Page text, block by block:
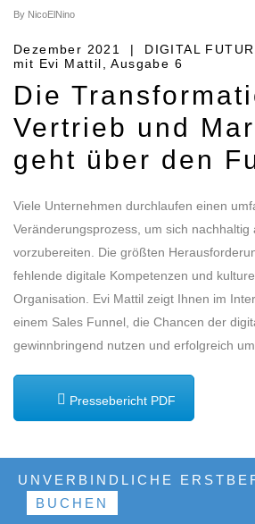
UNVERBINDLICHE
BUCHEN
By NicoElNino
Dezember 2021 | DIGITAL
mit Evi Mattil, Ausgabe 6
Die
Vertrieb und
geht über den
Viele Unternehmen durchlaufen einen
Veränderungsprozess, um sich nachhaltig
vorzubereiten. Die größten
fehlende digitale Kompetenzen und
Organisation. Evi Mattil zeigt Ihnen im
einem Sales Funnel, die Chancen der
gewinnbringend nutzen und erfolgreich
Pressebericht PDF
Interview online ansehen!